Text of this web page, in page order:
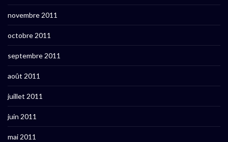
novembre 2011
octobre 2011
septembre 2011
août 2011
juillet 2011
juin 2011
mai 2011